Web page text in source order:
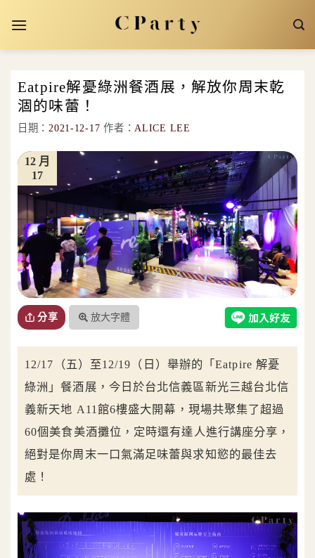
Eatpire解憂綠洲餐酒展，解放你周末乾
涸的味蕾！
日期：2021-12-17 作者：ALICE LEE
17
12 月
分享 放大字體
12/17（五）至12/19（日）舉辦的「Eatpire 解憂
綠洲」餐酒展，今日於台北信義區新光三越台北信
義新天地 A11館6樓盛大開幕，現場共聚集了超過
60個美食美酒攤位，定時還有達人進行講座分享，
絕對是你周末一口氣滿足味蕾與求知慾的最佳去
處！